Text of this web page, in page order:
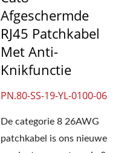
Afgeschermde
RJ45 Patchkabel
Met Anti-
Knikfunctie
PN.80-SS-19-YL-0100-06
De categorie 8 26AWG
patchkabel is ons nieuwe